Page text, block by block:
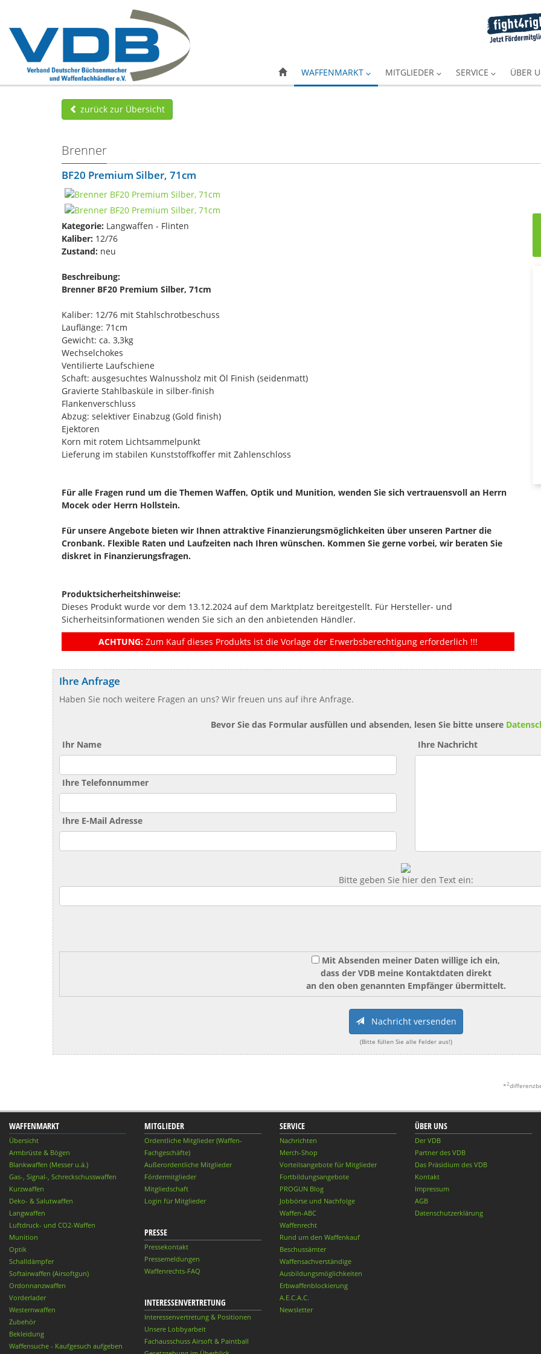
WAFFENMARKT MITGLIEDER SERVICE ÜBER
zurück zur Übersicht
Brenner
BF20 Premium Silber, 71cm
Kategorie: Langwaffen - Flinten
Kaliber: 12/76
Zustand: neu
Beschreibung:
Brenner BF20 Premium Silber, 71cm
Kaliber: 12/76 mit Stahlschrotbeschuss
Lauflänge: 71cm
Gewicht: ca. 3,3kg
Wechselchokes
Ventilierte Laufschiene
Schaft: ausgesuchtes Walnussholz mit Öl Finish (seidenmatt)
Gravierte Stahlbasküle in silber-finish
Flankenverschluss
Abzug: selektiver Einabzug (Gold finish)
Ejektoren
Korn mit rotem Lichtsammelpunkt
Lieferung im stabilen Kunststoffkoffer mit Zahlenschloss
Für alle Fragen rund um die Themen Waffen, Optik und Munition, wenden Sie sich vertrauensvoll an Herrn
Mocek oder Herrn Hollstein.
Für unsere Angebote bieten wir Ihnen attraktive Finanzierungsmöglichkeiten über unseren Partner die
Cronbank. Flexible Raten und Laufzeiten nach Ihren wünschen. Kommen Sie gerne vorbei, wir beraten Sie
diskret in Finanzierungsfragen.
Produktsicherheitshinweise:
Dieses Produkt wurde vor dem 13.12.2024 auf dem Marktplatz bereitgestellt. Für Hersteller- und
Sicherheitsinformationen wenden Sie sich an den anbietenden Händler.
ACHTUNG: Zum Kauf dieses Produkts ist die Vorlage der Erwerbsberechtigung erforderlich !!!
Ihre Anfrage
Haben Sie noch weitere Fragen an uns? Wir freuen uns auf ihre Anfrage.
Bevor Sie das Formular ausfüllen und absenden, lesen Sie bitte unsere
Ihr Name
Ihre Telefonnummer
Ihre E-Mail Adresse
Ihre Nachricht
Bitte geben Sie hier den Text ein:
Mit Absenden meiner Daten willige ich ein,
dass der VDB meine Kontaktdaten direkt
an den oben genannten Empfänger übermittelt.
Nachricht versenden
(Bitte füllen Sie alle Felder aus!)
*2
WAFFENMARKT
Übersicht
Armbrüste & Bögen
Blankwaffen (Messer u.ä.)
Gas-, Signal-, Schreckschusswaffen
Kurzwaffen
Deko- & Salutwaffen
Langwaffen
Luftdruck- und CO2-Waffen
Munition
Optik
Schalldämpfer
Softairwaffen (Airsoftgun)
Ordonnanzwaffen
Vorderlader
Westernwaffen
Zubehör
Bekleidung
Waffensuche - Kaufgesuch aufgeben
MITGLIEDER
Ordentliche Mitglieder (Waffen-
Fachgeschäfte)
Außerordentliche Mitglieder
Fördermitglieder
Mitgliedschaft
Login für Mitglieder
PRESSE
Pressekontakt
Pressemeldungen
Waffenrechts-FAQ
INTERESSENVERTRETUNG
Interessenvertretung & Positionen
Unsere Lobbyarbeit
Fachausschuss Airsoft & Paintball
SERVICE
Nachrichten
Merch-Shop
Vorteilsangebote für Mitglieder
Fortbildungsangebote
PROGUN Blog
Jobbörse und Nachfolge
Waffen-ABC
Waffenrecht
Rund um den Waffenkauf
Beschussämter
Waffensachverständige
Ausbildungsmöglichkeiten
Erbwaffenblockierung
A.E.C.A.C.
Newsletter
ÜBER UNS
Der VDB
Partner des VDB
Das Präsidium des VDB
Kontakt
Impressum
AGB
Datenschutzerklärung